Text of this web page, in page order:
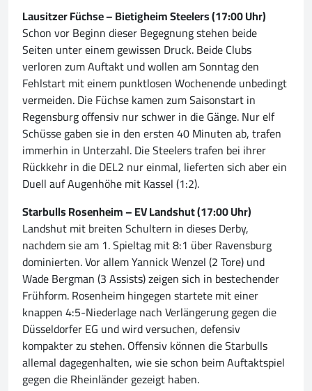
Lausitzer Füchse – Bietigheim Steelers (17:00 Uhr)
Schon vor Beginn dieser Begegnung stehen beide
Seiten unter einem gewissen Druck. Beide Clubs
verloren zum Auftakt und wollen am Sonntag den
Fehlstart mit einem punktlosen Wochenende unbedingt
vermeiden. Die Füchse kamen zum Saisonstart in
Regensburg offensiv nur schwer in die Gänge. Nur elf
Schüsse gaben sie in den ersten 40 Minuten ab, trafen
immerhin in Unterzahl. Die Steelers trafen bei ihrer
Rückkehr in die DEL2 nur einmal, lieferten sich aber ein
Duell auf Augenhöhe mit Kassel (1:2).
Starbulls Rosenheim – EV Landshut (17:00 Uhr)
Landshut mit breiten Schultern in dieses Derby,
nachdem sie am 1. Spieltag mit 8:1 über Ravensburg
dominierten. Vor allem Yannick Wenzel (2 Tore) und
Wade Bergman (3 Assists) zeigen sich in bestechender
Frühform. Rosenheim hingegen startete mit einer
knappen 4:5-Niederlage nach Verlängerung gegen die
Düsseldorfer EG und wird versuchen, defensiv
kompakter zu stehen. Offensiv können die Starbulls
allemal dagegenhalten, wie sie schon beim Auftaktspiel
gegen die Rheinländer gezeigt haben.